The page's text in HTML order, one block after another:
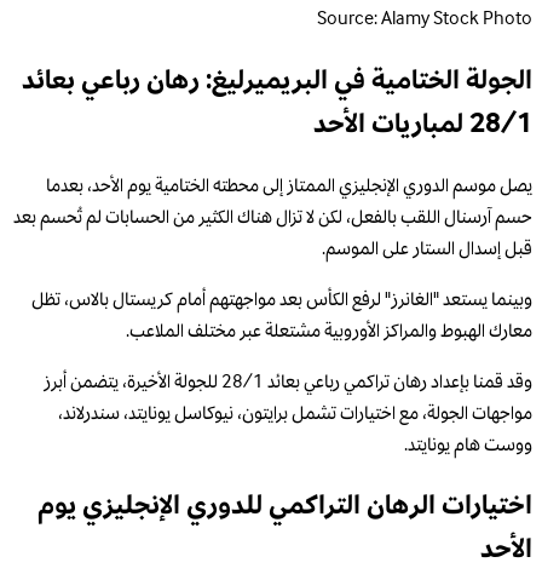
Source: Alamy Stock Photo
الجولة الختامية في البريميرليغ: رهان رباعي بعائد
28/1 لمباريات الأحد
يصل موسم الدوري الإنجليزي الممتاز إلى محطته الختامية يوم الأحد، بعدما
حسم آرسنال اللقب بالفعل، لكن لا تزال هناك الكثير من الحسابات لم تُحسم بعد
قبل إسدال الستار على الموسم.
وبينما يستعد "الغانرز" لرفع الكأس بعد مواجهتهم أمام كريستال بالاس، تظل
معارك الهبوط والمراكز الأوروبية مشتعلة عبر مختلف الملاعب.
وقد قمنا بإعداد رهان تراكمي رباعي بعائد 28/1 للجولة الأخيرة، يتضمن أبرز
مواجهات الجولة، مع اختيارات تشمل برايتون، نيوكاسل يونايتد، سندرلاند،
ووست هام يونايتد.
اختيارات الرهان التراكمي للدوري الإنجليزي يوم
الأحد